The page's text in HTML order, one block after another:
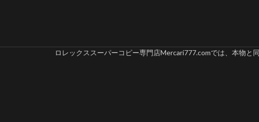
ロレックススーパーコピー専門店Mercari777.comでは、本物